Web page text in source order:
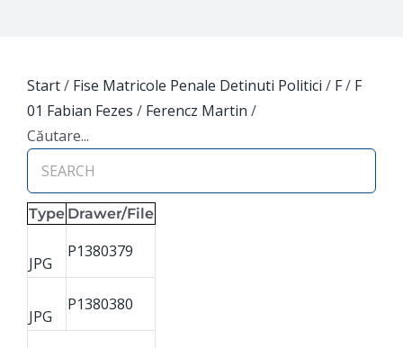
Start/ Fise Matricole Penale Detinuti Politici / F/ F
01 Fabian Fezes / Ferencz Martin /
Căutare...
Type Drawer/File
JPG
P1380379
JPG
P1380380